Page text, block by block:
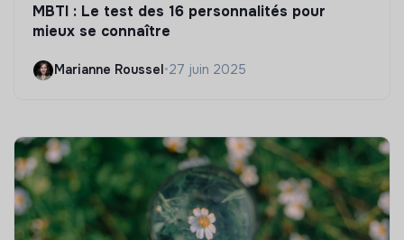
MBTI : Le test des 16 personnalités pour
mieux se connaître
Marianne Roussel •27 juin 2025